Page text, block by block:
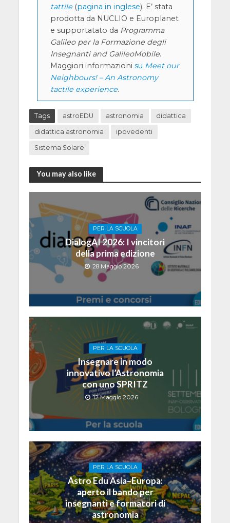
tattile(pagina in inglese). E’ stata
prodotta da NUCLIO e Europlanet
e supportatato da Programma
Galileo per la Formazione degli
Insegnanti and GalileoMobile.
Maggiori informazioni su Meet our
Neighbours! – An Astronomy
tactile experience.
Tags astroEDU astronomia didattica
didattica astronomia ipovedenti
Sistema Solare
You may also like
PER LA SCUOLA
DialogAI 2026: I vincitori
della prima edizione
28 Maggio 2026
PER LA SCUOLA
Insegnare in modo
innovativo l’Astronomia
con uno SPRITZ
12 Maggio 2026
PER LA SCUOLA
Astro Edu Asia–Europa:
aperto il bando per
insegnanti e formatori di
astronomia